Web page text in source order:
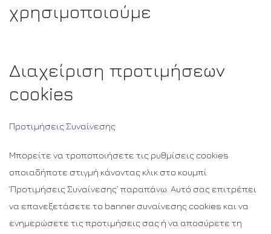
χρησιμοποιούμε
Διαχείριση προτιμήσεων
cookies
Προτιμήσεις Συναίνεσης
Μπορείτε να τροποποιήσετε τις ρυθμίσεις cookies
οποιαδήποτε στιγμή κάνοντας κλικ στο κουμπί
‘Προτιμήσεις Συναίνεσης’ παραπάνω. Αυτό σας επιτρέπει
να επανεξετάσετε το banner συναίνεσης cookies και να
ενημερώσετε τις προτιμήσεις σας ή να αποσύρετε τη